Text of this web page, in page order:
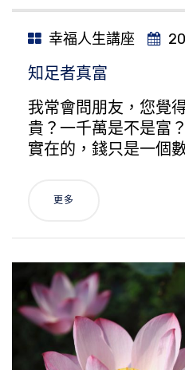
幸福人生講座
知足者真富
我常會問朋友，您覺
貴？一千萬是不是富
實在的，錢只是一個
更多